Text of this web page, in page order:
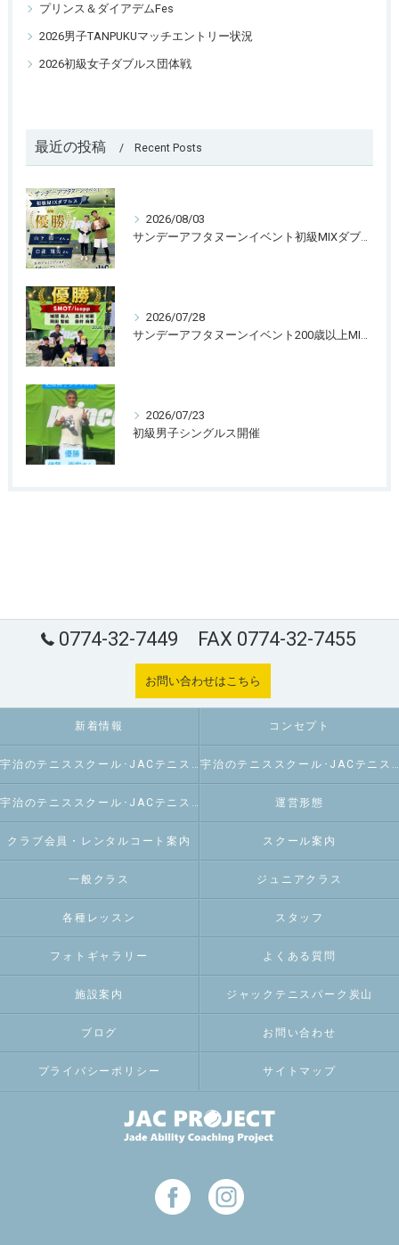
プリンス＆ダイアデムFes
2026男子TANPUKUマッチエントリー状況
2026初級女子ダブルス団体戦
最近の投稿 Recent Posts
2026/08/03
サンデーアフタヌーンイベント初級MIXダブルス開催
2026/07/28
2026/07/23
初級男子シングルス開催
0774-32-7449 FAX 0774-32-7455
お問い合わせはこちら
新着情報 コンセプト
宇治のテニススクール･JACテニスパーク炭山の口コミ情報 宇治のテニススクール･JACテニスパーク炭山の評判
宇治のテニススクール･JACテニスパーク炭山のお客様の声 運営形態
クラブ会員・レンタルコート案内 スクール案内
一般クラス ジュニアクラス
各種レッスン スタッフ
フォトギャラリー よくある質問
施設案内 ジャックテニスパーク炭山
ブログ お問い合わせ
プライバシーポリシー サイトマップ